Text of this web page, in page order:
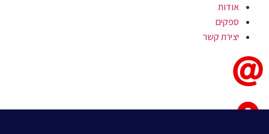
אודות
ספקים
יצירת קשר